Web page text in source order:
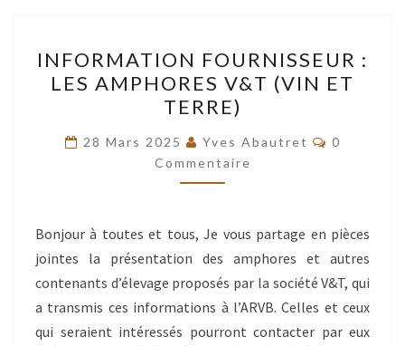
FOURNISSEUR
:
LES
AMPHORES
V&T
(VIN
TERRE)
INFORMATION FOURNISSEUR :
LES AMPHORES V&T (VIN ET
TERRE)
28 Mars 2025 Yves Abautret
0
Commentaire
Bonjour à toutes et tous, Je vous partage en pièces
jointes la présentation des amphores et autres
contenants d’élevage proposés par la société V&T, qui
a transmis ces informations à l’ARVB. Celles et ceux
qui seraient intéressés pourront contacter par eux